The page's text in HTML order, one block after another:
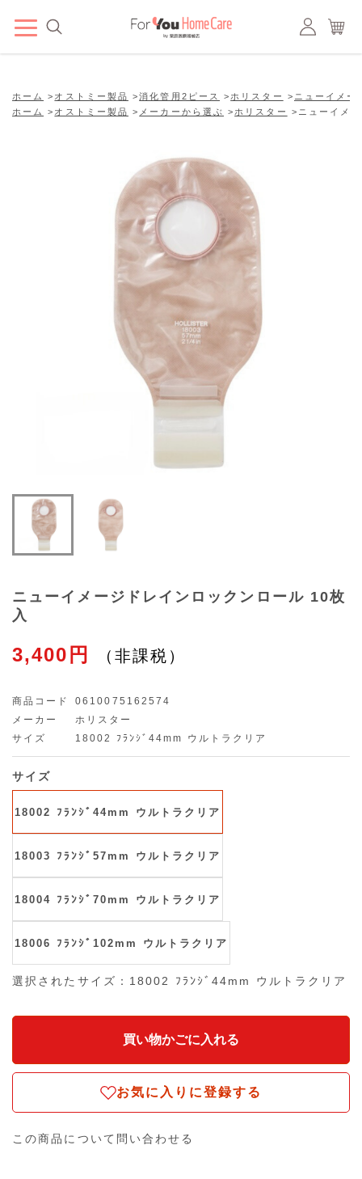
ホーム > オストミー製品 >消化管用2ピース > ホリスター > ニューイメー
ホーム
> オストミー製品 > メーカーから選ぶ > ホリスター > ニューイメ
ニューイメージドレインロックンロール 10枚
入
3,400円
商品コード
0610075162574
メーカー
ホリスター
サイズ
18002 ﾌﾗﾝｼﾞ44mm ウルトラクリア
サイズ
18002 ﾌﾗﾝｼﾞ44mm ウルトラクリア
18003 ﾌﾗﾝｼﾞ57mm ウルトラクリア
18004 ﾌﾗﾝｼﾞ70mm ウルトラクリア
18006 ﾌﾗﾝｼﾞ102mm ウルトラクリア
選択されたサイズ：18002 ﾌﾗﾝｼﾞ44mm ウルトラクリア
お気に入りに登録する
この商品について問い合わせる